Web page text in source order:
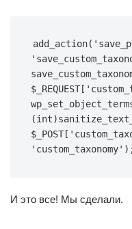
add_action(
$_REQUEST[
$_POST[
'custom_taxonomy'
И это все! Мы сделали.